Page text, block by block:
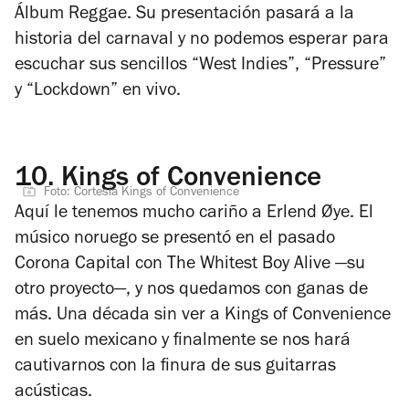
Álbum Reggae. Su presentación pasará a la
historia del carnaval y no podemos esperar para
escuchar sus sencillos “West Indies”, “Pressure”
y “Lockdown” en vivo.
10.Kings of Convenience
Foto: Cortesía Kings of Convenience
Aquí le tenemos mucho cariño a Erlend Øye. El
músico noruego se presentó en el pasado
Corona Capital con The Whitest Boy Alive —su
otro proyecto—, y nos quedamos con ganas de
más. Una década sin ver a Kings of Convenience
en suelo mexicano y finalmente se nos hará
cautivarnos con la finura de sus guitarras
acústicas.